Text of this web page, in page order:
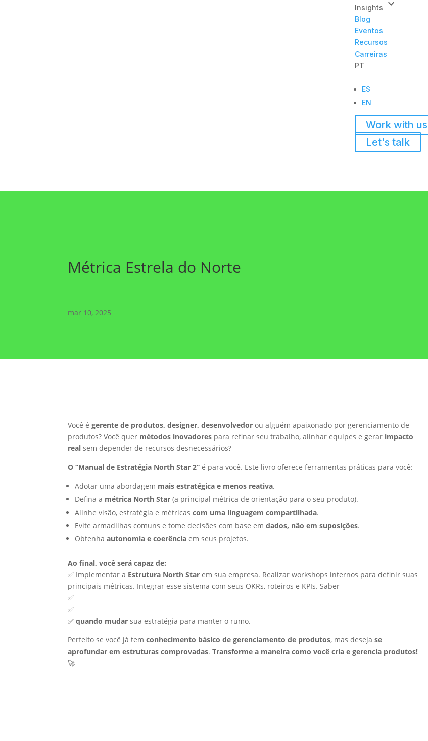
Insights
keyboard_arrow_down
Blog
Eventos
Recursos
Carreiras
PT
ES
EN
Work with us
Let's talk
Métrica Estrela do Norte
mar 10, 2025
Você égerente de produtos, designer, desenvolvedor ou alguém apaixonado por gerenciamento de
produtos? Você quer métodos inovadores para refinar seu trabalho, alinhar equipes e gerar impacto
real sem depender de recursos desnecessários?
O “Manual de Estratégia North Star 2” é para você. Este livro oferece ferramentas práticas para você:
Adotar uma abordagem mais estratégica e menos reativa.
Defina a métrica North Star (a principal métrica de orientação para o seu produto).
Alinhe visão, estratégia e métricascom uma linguagem compartilhada.
Evite armadilhas comuns e tome decisões com base emdados, não em suposições.
Obtenhaautonomia e coerência em seus projetos.
Ao final, você será capaz de:
✅ Implementar a Estrutura North Star em sua empresa. Realizar workshops internos para definir suas
principais métricas. Integrar esse sistema com seus OKRs, roteiros e KPIs. Saber
✅
✅
✅quando mudar sua estratégia para manter o rumo.
Perfeito se você já temconhecimento básico de gerenciamento de produtos, mas desejase
aprofundar em estruturas comprovadas.Transforme a maneira como você cria e gerencia produtos!
🚀